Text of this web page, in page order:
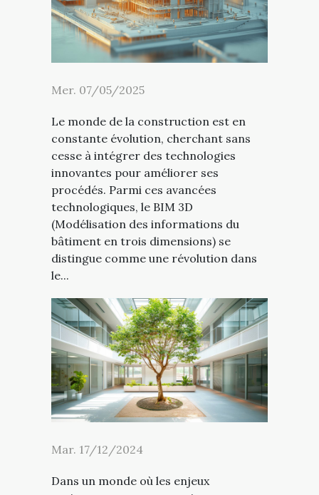
Mer. 07/05/2025
Le monde de la construction est en
constante évolution, cherchant sans
cesse à intégrer des technologies
innovantes pour améliorer ses
procédés. Parmi ces avancées
technologiques, le BIM 3D
(Modélisation des informations du
bâtiment en trois dimensions) se
distingue comme une révolution dans
le...
Mar. 17/12/2024
Dans un monde où les enjeux